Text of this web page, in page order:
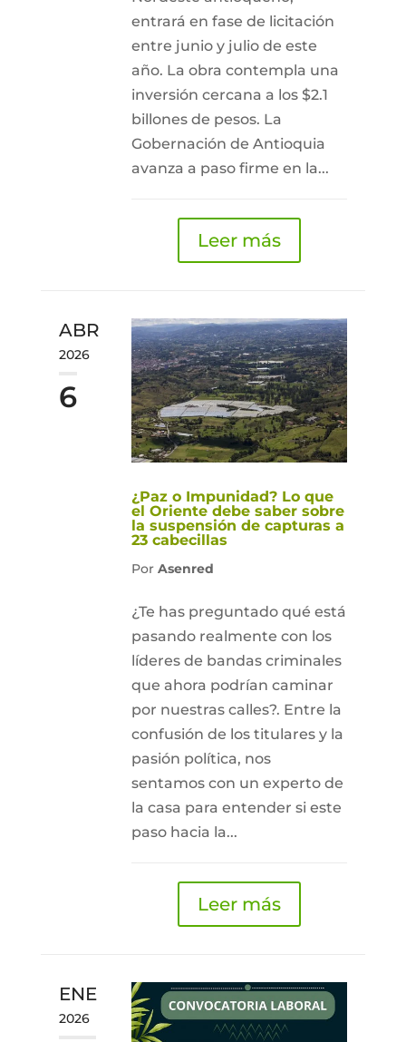
entrará en fase de licitación
entre junio y julio de este
año. La obra contempla una
inversión cercana a los $2.1
billones de pesos. La
Gobernación de Antioquia
avanza a paso firme en la...
Leer más
ABR
2026
6
¿Paz o Impunidad? Lo que
el Oriente debe saber sobre
la suspensión de capturas a
23 cabecillas
Por Asenred
¿Te has preguntado qué está
pasando realmente con los
líderes de bandas criminales
que ahora podrían caminar
por nuestras calles?. Entre la
confusión de los titulares y la
pasión política, nos
sentamos con un experto de
la casa para entender si este
paso hacia la...
Leer más
ENE
2026